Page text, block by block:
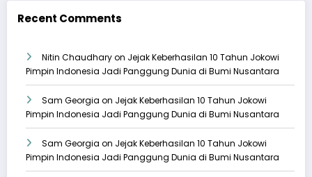
Recent Comments
Nitin Chaudharyon Jejak Keberhasilan 10 Tahun Jokowi
Pimpin Indonesia Jadi Panggung Dunia di Bumi Nusantara
Sam Georgia on Jejak Keberhasilan 10 Tahun Jokowi
Pimpin Indonesia Jadi Panggung Dunia di Bumi Nusantara
Sam Georgia on Jejak Keberhasilan 10 Tahun Jokowi
Pimpin Indonesia Jadi Panggung Dunia di Bumi Nusantara